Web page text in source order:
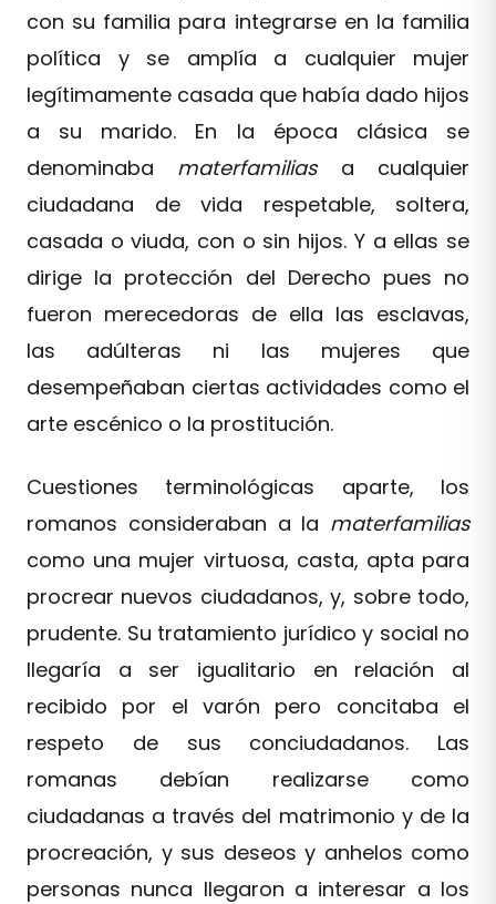
con su familia para integrarse en la familia
política y se amplía a cualquier mujer
legítimamente casada que había dado hijos
a su marido. En la época clásica se
denominaba materfamiliasa cualquier
ciudadana de vida respetable, soltera,
casada o viuda, con o sin hijos. Y a ellas se
dirige la protección del Derecho pues no
fueron merecedoras de ella las esclavas,
las adúlteras ni las mujeres que
desempeñaban ciertas actividades como el
arte escénico o la prostitución.
Cuestiones terminológicas aparte, los
romanos consideraban a la materfamilias
como una mujer virtuosa, casta, apta para
procrear nuevos ciudadanos, y, sobre todo,
prudente. Su tratamiento jurídico y social no
llegaría a ser igualitario en relación al
recibido por el varón pero concitaba el
respeto de sus conciudadanos. Las
romanas debían realizarse como
ciudadanas a través del matrimonio y de la
procreación, y sus deseos y anhelos como
personas nunca llegaron a interesar a los